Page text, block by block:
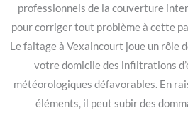
professionnels de la couverture
pour corriger tout problème à cette
Le faitage à Vexaincourt joue un rôle
votre domicile des infiltrations
météorologiques défavorables. En
éléments, il peut subir des